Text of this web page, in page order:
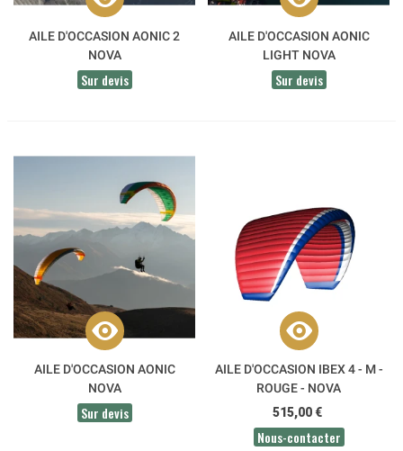
AILE D'OCCASION AONIC 2
NOVA
Sur devis
AILE D'OCCASION AONIC
LIGHT NOVA
Sur devis
AILE D'OCCASION AONIC
NOVA
Sur devis
AILE D'OCCASION IBEX 4 - M -
ROUGE - NOVA
515,00 €
Nous-contacter